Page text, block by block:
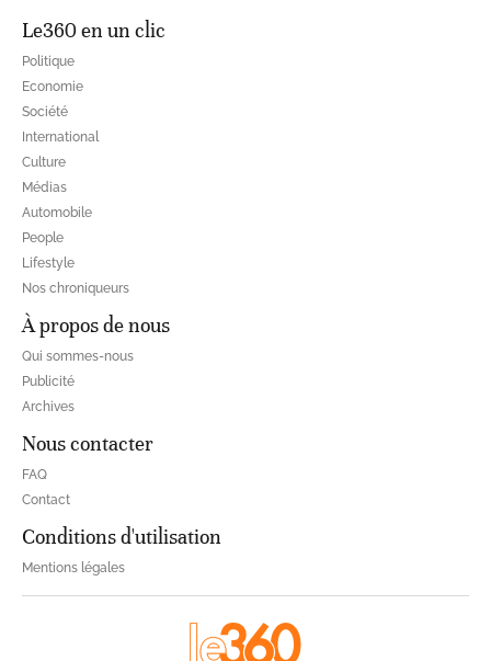
Le360 en un clic
Politique
Economie
Société
International
Culture
Médias
Automobile
People
Lifestyle
Nos chroniqueurs
À propos de nous
Qui sommes-nous
Publicité
Archives
Nous contacter
FAQ
Contact
Conditions d'utilisation
Mentions légales